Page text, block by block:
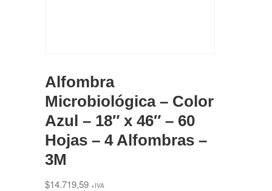
Alfombra
Microbiológica – Color
Azul – 18″ x 46″ – 60
Hojas – 4 Alfombras –
3M
$14.719,59 +IVA